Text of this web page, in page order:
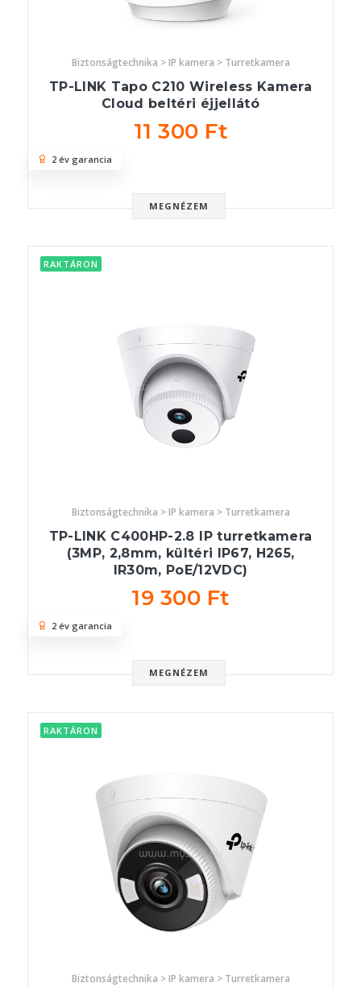
Biztonságtechnika > IP kamera > Turretkamera
TP-LINK Tapo C210 Wireless Kamera
Cloud beltéri éjjellátó
11 300 Ft
MEGNÉZEM
2 év garancia
RAKTÁRON
Biztonságtechnika > IP kamera > Turretkamera
TP-LINK C400HP-2.8 IP turretkamera
(3MP, 2,8mm, kültéri IP67, H265,
IR30m, PoE/12VDC)
19 300 Ft
MEGNÉZEM
2 év garancia
RAKTÁRON
Biztonságtechnika > IP kamera > Turretkamera